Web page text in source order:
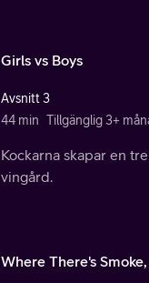
Girls vs Boys
Avsnitt 3
44 min Tillgänglig 3+
Kockarna skapar en
vingård.
Where There's